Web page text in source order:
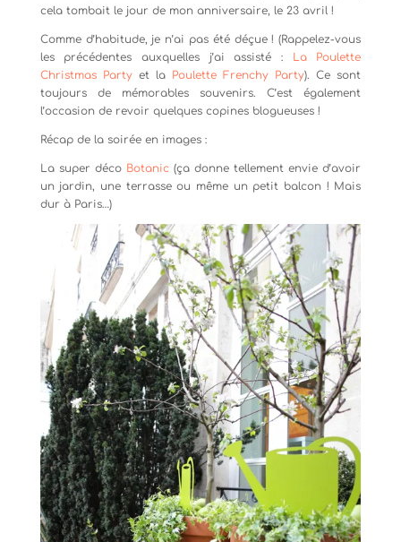
cela tombait le jour de mon anniversaire, le 23 avril !
Comme d’habitude, je n’ai pas été déçue ! (Rappelez-vous
les précédentes auxquelles j’ai assisté :
La Poulette
Christmas Partyet la Poulette Frenchy Party). Ce sont
toujours de mémorables souvenirs. C’est également
l’occasion de revoir quelques copines blogueuses !
Récap de la soirée en images :
La super déco Botanic(ça donne tellement envie d’avoir
un jardin, une terrasse ou même un petit balcon ! Mais
dur à Paris…)